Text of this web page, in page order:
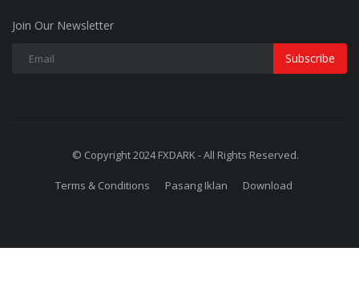
Join Our Newsletter
Subscribe
© Copyright 2024 FXDARK - All Rights Reserved.
Terms & Conditions Pasang Iklan Download